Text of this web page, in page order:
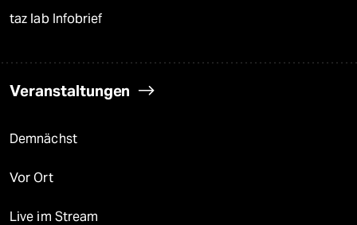
taz lab Infobrief
Veranstaltungen
Demnächst
Vor Ort
Live im Stream